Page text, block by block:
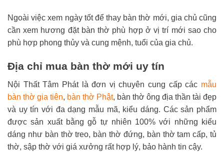
Ngoài việc xem ngày tốt để thay bàn thờ mới, gia chủ cũng
cần xem hương đặt bàn thờ phù hợp ở vị trí mới sao cho
phù hợp phong thủy và cung mệnh, tuổi của gia chủ.
Địa chỉ mua bàn thờ mới uy tín
Nội Thất Tâm Phát là đơn vị chuyên cung cấp các mẫu
bàn thờ gia tiên, bàn thờ Phật, bàn thờ ông địa thần tài đẹp
và uy tín với đa dạng mẫu mã, kiểu dáng. Các sản phẩm
được sản xuất bằng gỗ tự nhiên 100% với những kiểu
dáng như bàn thờ treo, bàn thờ đứng, bàn thờ tam cấp, tủ
thờ, sập thờ với giá xưởng rất hợp lý, bảo hành tin cậy.